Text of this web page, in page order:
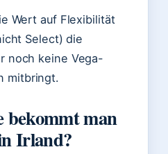
Wert auf Flexibilität
Select) die
noch keine Vega-
mitbringt.
bekommt man
Irland?